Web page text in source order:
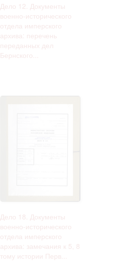
Дело 12. Документы
военно-исторического
отдела имперского
архива: перечень
переданных дел
Бернского...
Дело 18. Документы
военно-исторического
отдела имперского
архива: замечания к 5, 8
тому истории Перв...